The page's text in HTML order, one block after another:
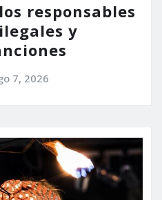
responsables
y
7, 2026